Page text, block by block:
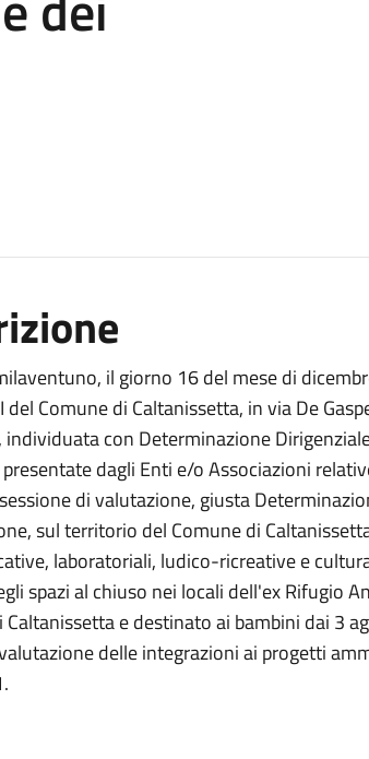
il giorno 16 del mese di
del Comune di Caltanissetta, in via De
con Determinazione
dagli Enti e/o Associazioni
di valutazione, giusta
sul territorio del Comune di
laboratoriali, ludico-ricreative e
spazi al chiuso nei locali dell'ex Rifugio
Caltanissetta e destinato ai bambini dai 3
delle integrazioni ai progetti